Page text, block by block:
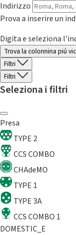
Indirizzo
Prova a inserire un
Digita e seleziona
Trova la colonnina piú
Filtri
Filtri
Seleziona i filtri
Presa
TYPE 2
CCS COMBO
CHAdeMO
TYPE 1
TYPE 3A
CCS COMBO 1
DOMESTIC_E